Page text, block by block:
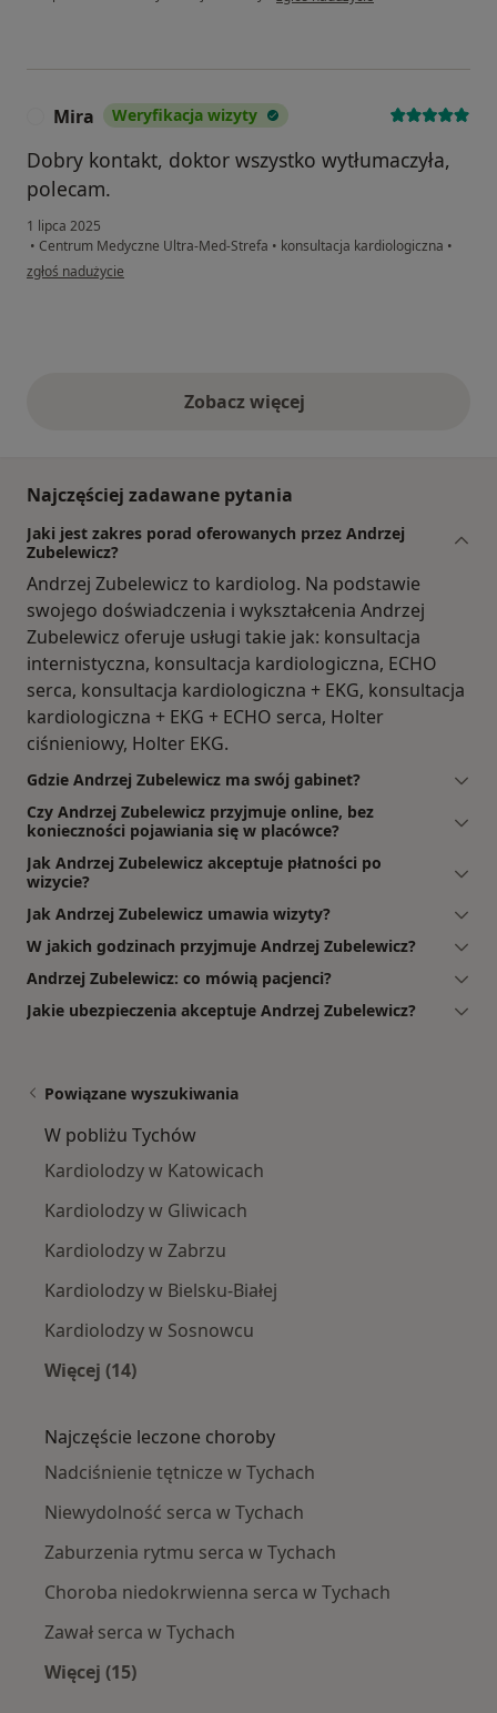
Mira Weryfikacja wizyty
Dobry kontakt, doktor wszystko wytłumaczyła,
polecam.
1 lipca 2025
• Centrum Medyczne Ultra-Med-Strefa • konsultacja kardiologiczna •
w opinii użytkownika Mira
zgłoś nadużycie
Zobacz więcejopinie powyżej
Najczęściej zadawane pytania
Jaki jest zakres porad oferowanych przez Andrzej
Zubelewicz?
Andrzej Zubelewicz to kardiolog. Na podstawie
swojego doświadczenia i wykształcenia Andrzej
Zubelewicz oferuje usługi takie jak: konsultacja
internistyczna, konsultacja kardiologiczna, ECHO
serca, konsultacja kardiologiczna + EKG, konsultacja
kardiologiczna + EKG + ECHO serca, Holter
ciśnieniowy, Holter EKG.
Gdzie Andrzej Zubelewicz ma swój gabinet?
Czy Andrzej Zubelewicz przyjmuje online, bez
konieczności pojawiania się w placówce?
Jak Andrzej Zubelewicz akceptuje płatności po
wizycie?
Jak Andrzej Zubelewicz umawia wizyty?
W jakich godzinach przyjmuje Andrzej Zubelewicz?
Andrzej Zubelewicz: co mówią pacjenci?
Jakie ubezpieczenia akceptuje Andrzej Zubelewicz?
Powiązane wyszukiwania
W pobliżu Tychów
Kardiolodzy w Katowicach
Kardiolodzy w Gliwicach
Kardiolodzy w Zabrzu
Kardiolodzy w Bielsku-Białej
Kardiolodzy w Sosnowcu
Więcej (14)
Najczęście leczone choroby
Nadciśnienie tętnicze w Tychach
Niewydolność serca w Tychach
Zaburzenia rytmu serca w Tychach
Choroba niedokrwienna serca w Tychach
Zawał serca w Tychach
Więcej (15)